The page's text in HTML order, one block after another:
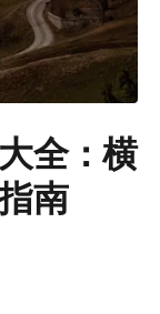
全：横
南